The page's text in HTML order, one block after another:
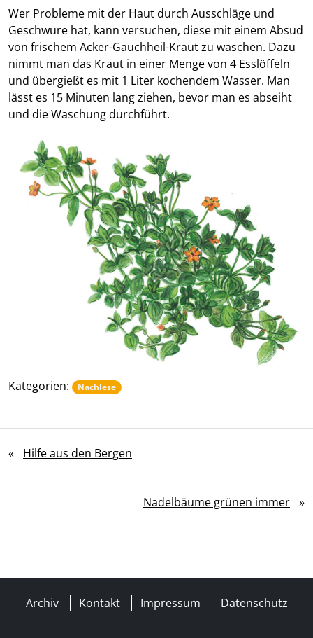
Wer Probleme mit der Haut durch Ausschläge und
Geschwüre hat, kann versuchen, diese mit einem Absud
von frischem Acker-Gauchheil-Kraut zu waschen. Dazu
nimmt man das Kraut in einer Menge von 4 Esslöffeln
und übergießt es mit 1 Liter kochendem Wasser. Man
lässt es 15 Minuten lang ziehen, bevor man es abseiht
und die Waschung durchführt.
Kategorien: Nachlese
« Hilfe aus den Bergen
Nadelbäume grünen immer »
Archiv Kontakt Impressum Datenschutz